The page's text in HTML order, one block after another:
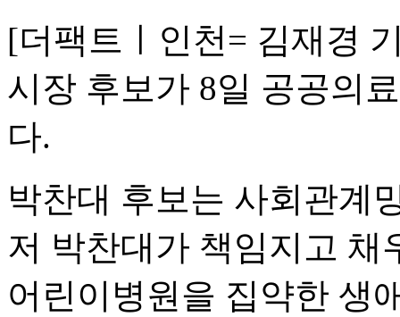
[더팩트ㅣ인천= 김재경
시장 후보가 8일 공공의
다.
박찬대 후보는 사회관계
저 박찬대가 책임지고
어린이병원을 집약한 생